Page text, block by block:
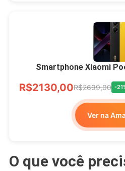
Smartphone Xiaomi
R$2130,00R$2699,00 -
Ver na
O que você